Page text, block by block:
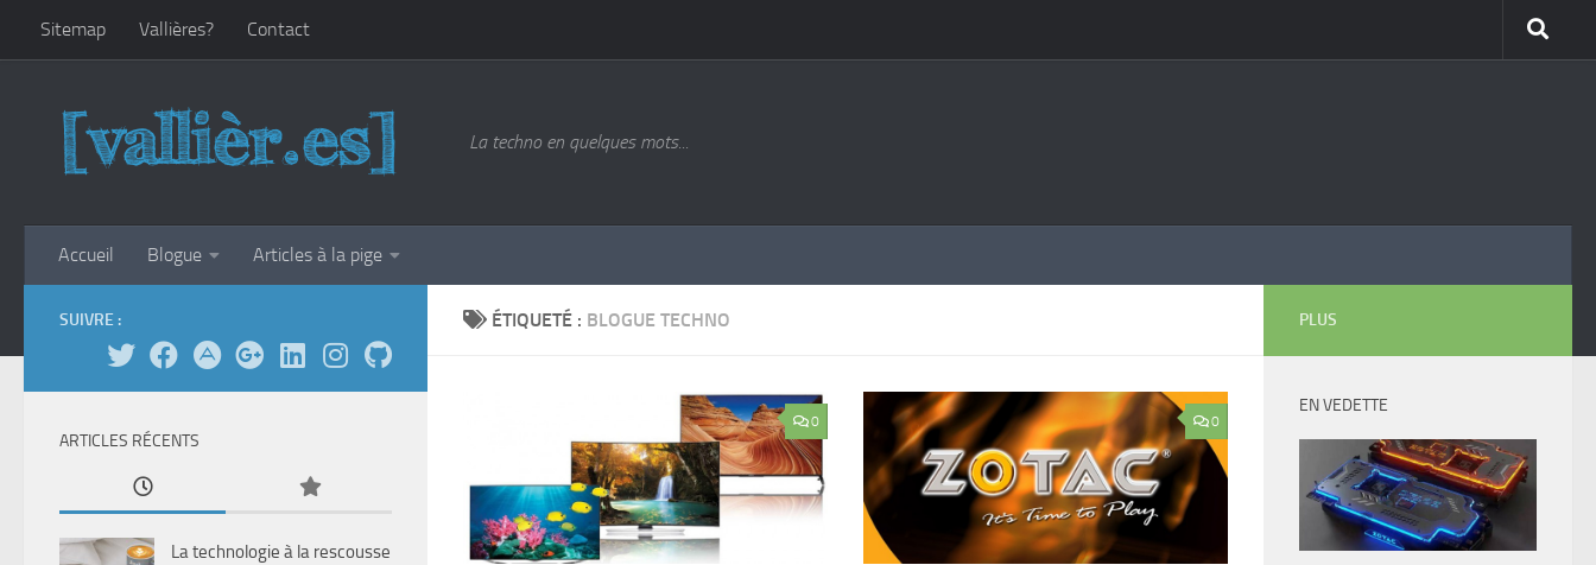
Skip to content
Sitemap Vallières? Contact
La techno en quelques mots...
Accueil Blogue Articles à la pige
ÉTIQUETÉ : BLOGUE TECHNO
0 0
SUIVRE :
ARTICLES RÉCENTS
La technologie à la rescousse
PLUS
EN VEDETTE